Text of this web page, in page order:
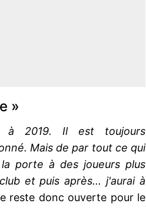
»
à 2019. Il est toujours
Mais de par tout ce qui
porte à des joueurs plus
et puis après... j'aurai à
reste donc ouverte pour le